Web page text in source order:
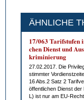
ÄHNLICHE
17/063
chen Dienst und
kri­mi­nie­rung
27.02.2017. Die
stimm­ter
16 Abs.2 Satz 2
öf­fent­li­chen Dienst der
L) ist nur am EU-